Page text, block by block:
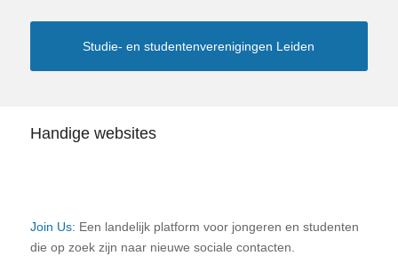
Studie- en studentenverenigingen Leiden
Handige websites
Join Us: Een landelijk platform voor jongeren en studenten
die op zoek zijn naar nieuwe sociale contacten.